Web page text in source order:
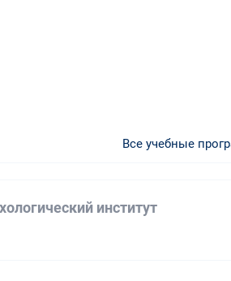
Все учебные
институт